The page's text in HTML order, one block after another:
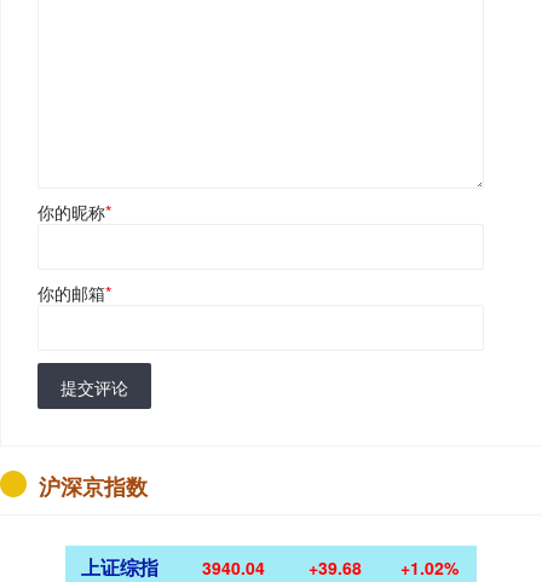
你的昵称*
你的邮箱*
提交评论
沪深京指数
上证综指 3940.04 +39.68 +1.02%